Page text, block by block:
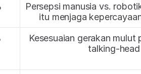
Persepsi manusia vs.
itu menjaga
Kesesuaian gerakan mulut
talking-head